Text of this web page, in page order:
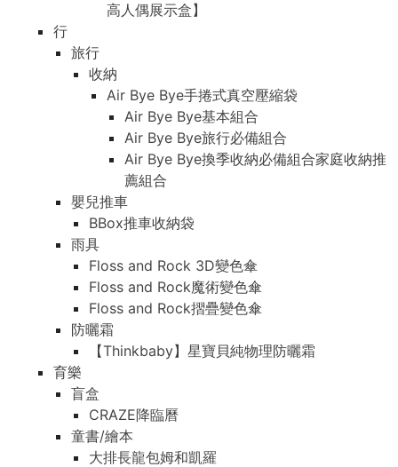
高人偶展示盒】
行
旅行
收納
Air Bye Bye手捲式真空壓縮袋
Air Bye Bye基本組合
Air Bye Bye旅行必備組合
Air Bye Bye換季收納必備組合家庭收納推
薦組合
嬰兒推車
BBox推車收納袋
雨具
Floss and Rock 3D變色傘
Floss and Rock魔術變色傘
Floss and Rock摺疊變色傘
防曬霜
【Thinkbaby】星寶貝純物理防曬霜
育樂
盲盒
CRAZE降臨曆
童書/繪本
大排長龍包姆和凱羅